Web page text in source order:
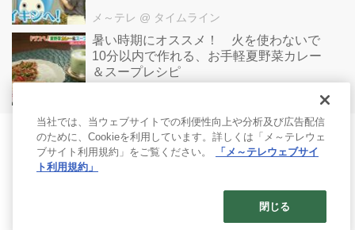
メ～テレ @ タイムライン
暑い時期にオススメ！ 火を使わないで
10分以内で作れる、お手軽夏野菜カレー
＆スープレシピ
© 2017- Nagoya Broadcasting Network All rights reserved.
当社では、当ウェブサイトでの利便性向上や分析及び広告配信
のために、Cookieを利用しています。詳しくは「メ～テレウェ
ブサイト利用規約」をご覧ください。
「メ～テレウェブサイ
ト利用規約」
閉じる